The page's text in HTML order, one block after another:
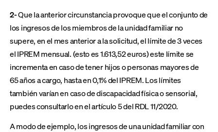
2-Que la anterior circunstancia provoque que el conjunto de
los ingresos de los miembros de la unidad familiar no
supere, en el mes anterior a la solicitud, el límite de 3 veces
el IPREM mensual. (esto es 1.613,52 euros) este límite se
incrementa en caso de tener hijos o personas mayores de
65 años a cargo, hasta en 0,1% del IPREM. Los límites
también varían en caso de discapacidad física o sensorial,
puedes consultarlo en el artículo 5 del RDL 11/2020.
A modo de ejemplo, los ingresos de una unidad familiar con